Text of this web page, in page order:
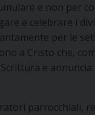
e non per
e celebrare i
per le
a Cristo che,
e annuncia:
parrocchiali,